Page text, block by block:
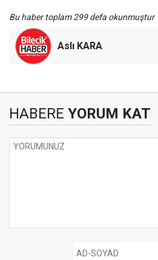
Bu haber toplam 299 defa okunmuştur
Aslı KARA
HABERE YORUM KAT